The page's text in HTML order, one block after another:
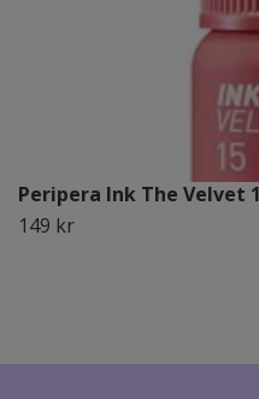
Peripera Ink The Velvet
149 kr